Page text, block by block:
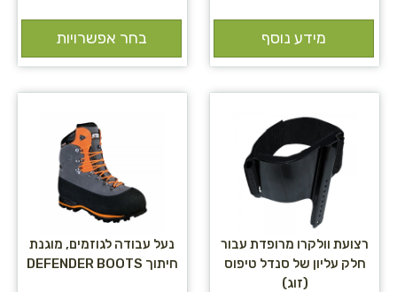
מידע נוסף בחר אפשרויות
רצועת וולקרו מרופדת עבור
חלק עליון של סנדל טיפוס
(זוג)
נעל עבודה לגוזמים, מוגנת
חיתוך DEFENDER BOOTS